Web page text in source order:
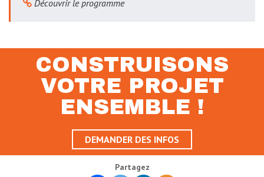
Découvrir le programme
CONSTRUISONS
VOTRE PROJET
ENSEMBLE !
DEMANDER DES INFOS
Partagez